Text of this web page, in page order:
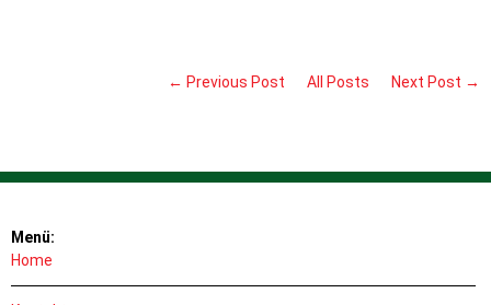
← Previous Post All Posts Next Post →
Menü:
Home